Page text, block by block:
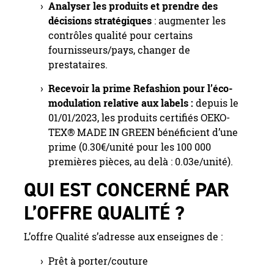
Analyser les produits et prendre des
décisions stratégiques : augmenter les
contrôles qualité pour certains
fournisseurs/pays, changer de
prestataires.
Recevoir la prime Refashion pour l’éco-
modulationrelative aux labels : depuis le
01/01/2023, les produits certifiés OEKO-
TEX® MADE IN GREEN bénéficient d’une
prime (0.30€/unité pour les 100 000
premières pièces, au delà : 0.03e/unité).
QUI EST CONCERNÉ PAR
L’OFFRE QUALITÉ ?
L’offre Qualité s’adresse aux enseignes de :
Prêt à porter/couture